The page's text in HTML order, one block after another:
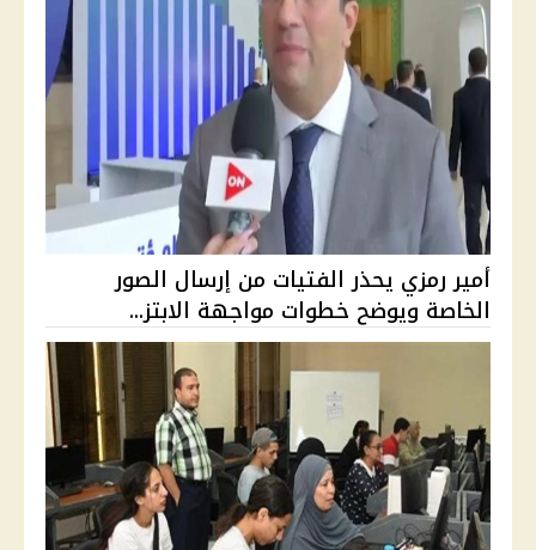
أمير رمزي يحذر الفتيات من إرسال الصور
الخاصة ويوضح خطوات مواجهة الابتز...